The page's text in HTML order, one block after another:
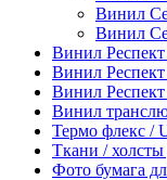
Винил
Винил
Винил Респект
Винил
Винил
Винил
Термо флекс /
Ткани / холсты
Фото бумага